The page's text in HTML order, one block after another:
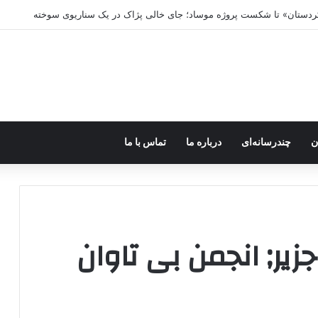
تا شکست پروژه موساد؛ جای خالی پژاک در یک سناریوی سوخته
چندرسانه‌ای درباره ما تماس با ما
انجمن بی تاوان